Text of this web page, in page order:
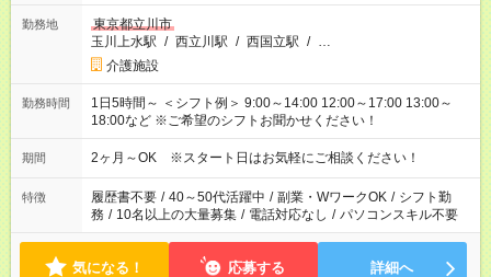
勤務地
東京都立川市
玉川上水駅 / 西立川駅 / 西国立駅 / …
介護施設
勤務時間
1日5時間～ ＜シフト例＞ 9:00～14:00 12:00～17:00 13:00～
18:00など ※ご希望のシフトお聞かせください！
期間 2ヶ月～OK ※スタート日はお気軽にご相談ください！
特徴 履歴書不要 / 40～50代活躍中 / 副業・WワークOK / シフト勤
務 / 10名以上の大量募集 / 電話対応なし / パソコンスキル不要
気になる！ 応募する 詳細へ